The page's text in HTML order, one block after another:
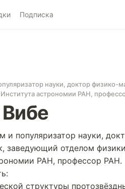
Подписка
науки, доктор
астрономии РАН,
и популяризатор науки,
заведующий отделом
РАН, профессор РАН.
структуры